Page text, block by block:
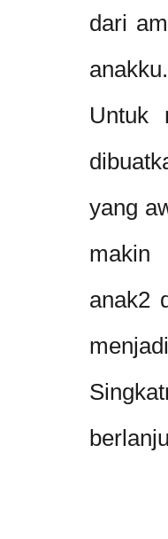
dari
anakku.
Untuk
yang
makin
anak2